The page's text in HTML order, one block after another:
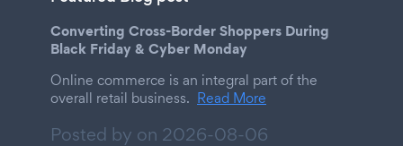
Converting Cross-Border Shoppers During
Black Friday & Cyber Monday
Online commerce is an integral part of the
overall retail business. Read More
Posted by on 2026-08-06